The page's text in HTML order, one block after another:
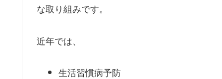
な取り組みです。
近年では、
生活習慣病予防